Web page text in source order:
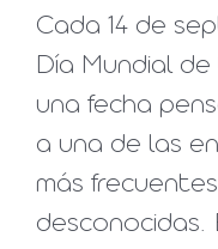
Cada 14 de
Día Mundial
una fecha
a una de las
más
desconocidas.